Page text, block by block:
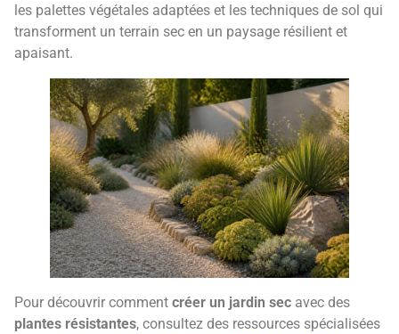
les palettes végétales adaptées et les techniques de sol qui
transforment un terrain sec en un paysage résilient et
apaisant.
Pour découvrir comment créer un jardin sec avec des
plantes résistantes, consultez des ressources spécialisées